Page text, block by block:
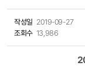
작성일 2019-09-27
조회수 13,986